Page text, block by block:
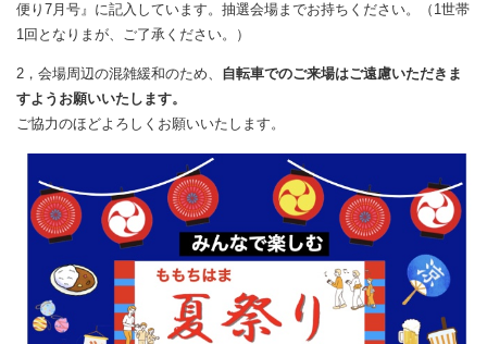
便り7月号』に記入しています。抽選会場までお持ちください。（1世帯
1回となりまが、ご了承ください。）
2， 会場周辺の混雑緩和のため、 自転車でのご来場はご遠慮いただきま
すようお願いいたします。
ご協力のほどよろしくお願いいたします。